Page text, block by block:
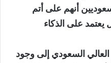
السعوديين أنهم على أتم
على الذكاء
العالي السعودي إلى وجود